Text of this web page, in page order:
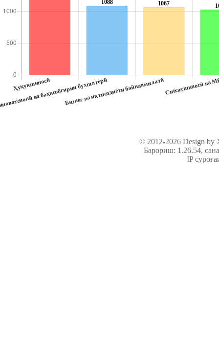
© 2012-2026 Design
Барориш: 1.26.54,
IP